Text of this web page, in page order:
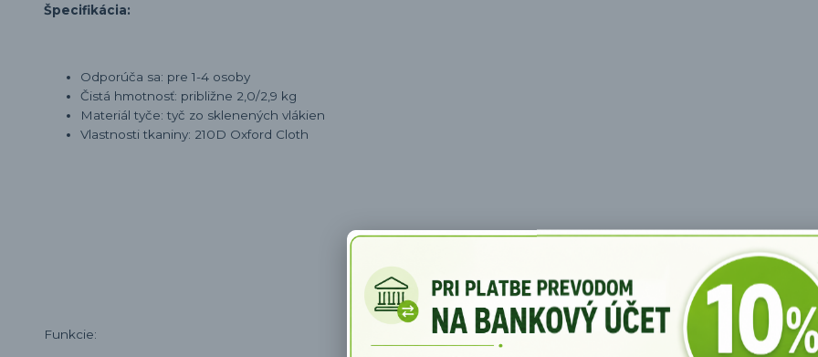
Špecifikácia:
Odporúča sa: pre 1-4 osoby
Čistá hmotnosť: približne 2,0/2,9 kg
Materiál tyče: tyč zo sklenených vlákien
Vlastnosti tkaniny: 210D Oxford Cloth
Funkcie: